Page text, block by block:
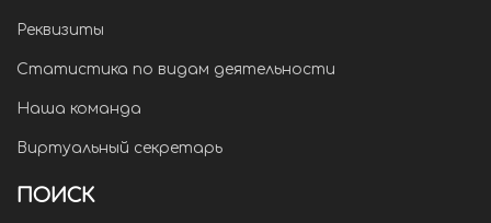
Реквизиты
Статистика по видам деятельности
Наша команда
Виртуальный секретарь
ПОИСК